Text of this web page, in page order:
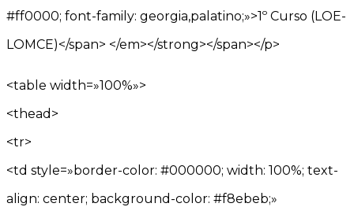
#ff0000; font-family: georgia,palatino;»>1º Curso (LOE-
LOMCE)</span> </em></strong></span></p>
<table width=»100%»>
<thead>
<tr>
<td style=»border-color: #000000; width: 100%; text-
align: center; background-color: #f8ebeb;»